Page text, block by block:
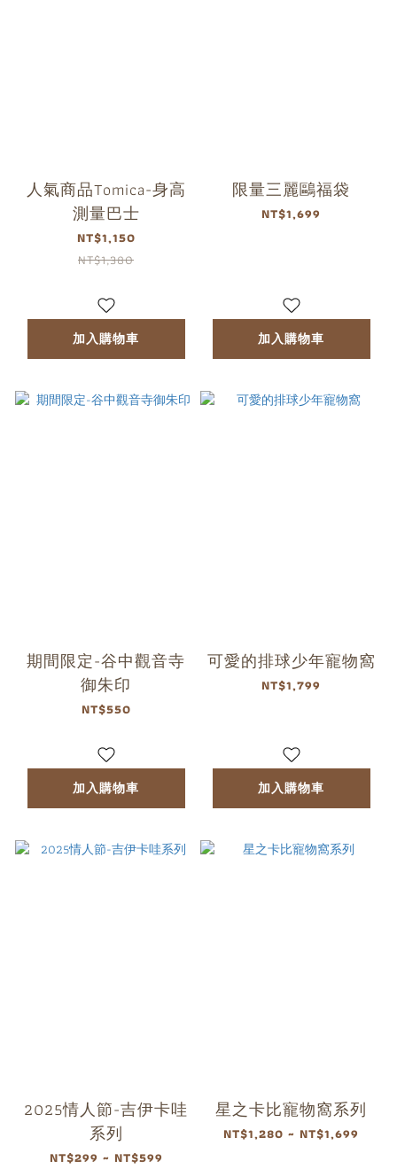
人氣商品Tomica-身高
測量巴士
NT$1,150
NT$1,380
加入購物車
限量三麗鷗福袋
NT$1,699
加入購物車
期間限定-谷中觀音寺
御朱印
NT$550
加入購物車
可愛的排球少年寵物窩
NT$1,799
加入購物車
2025情人節-吉伊卡哇
系列
NT$299 ~ NT$599
星之卡比寵物窩系列
NT$1,280 ~ NT$1,699